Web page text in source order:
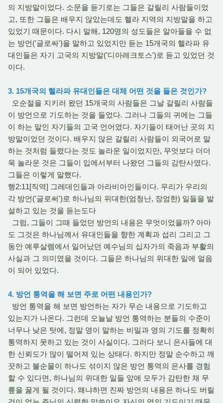
의 지방말이었다. 소문을 듣기로는 그들은 갈릴리 사람들이었
고, 또한 그들은 배우지 않았는데도 헬라 지역의 지방말을 하고
있었기 때문이다. 다시 말해, 120명의 성도들은 알아들을 수 없
는 방언('글로싸')을 말하고 있었지만 듣는 15개국의 헬라파 유
대인들은 자기 고국의 지방말('디아레크토스')로 듣고 있었던 것
이다.
3. 15개국의 헬라파 유대인들은 대체 어떤 것을 들은 것인가?
오순절을 지키러 왔던 15개국의 사람들은 그날 갈릴리 사람들
이 방언으로 기도하는 것을 들었다. 그러나 그들의 귀에는 그들
이 하는 말인 자기들의 고국 언어였다. 자기들이 태어난 곳의 지
방말이었던 것이다. 배우지 않은 갈릴리 사람들이 외국어로 말
하는 것처럼 들렸다는 것도 놀라운 일이었지만, 무엇보다 더더
욱 놀라운 것은 그들이 입에서부터 나왔던 그들의 감탄사였다.
그들은 이렇게 말했다.
행2:11[직역] 그레데인들과 아라비아인들이다. 우리가 우리의
각 방언('글로써')로 하나님의 위대한(엄청난, 장엄한) 일들을 발
설하고 있는 것을 듣는도다
그럼, 그들이 그때 들었던 방언의 내용은 무엇이었을까? 아마
도 그것은 하나님께서 유대인들을 향한 계획과 섭리 그리고 그
동안 예루살렘에서 일어났던 예수님의 십자가의 죽음과 부활의
사실과 그 의미였을 것이다. 그들은 하나님의 위대한 일에 얼음
이 되어 있었다.
4. 방언 통역을 해 보면 주로 어떤 내용인가?
방언 통역을 해 보면 방언하는 자가 무슨 내용으로 기도하고
있는지가 나온다. 그런데 오늘날 방언 통역하는 분들의 수준이
너무나 낮은 탓에, 정말 영이 말하는 비밀과 영의 기도를 정확히
통역하지 못하고 있는 것이 사실이다. 그러다 보니 은사들에 대
한 신뢰도가 많이 떨어져 있는 상태다. 하지만 정말 순수하고 깨
끗하고 불순물이 하나도 섞이지 않은 방언 통역의 은사를 경험
할 수 있다면, 하나님의 위대한 일들 앞에 모두가 감탄한 채 무
릎을 꿇게 될 것이다. 왜냐하면 진짜 방언의 내용은 하나도 버릴